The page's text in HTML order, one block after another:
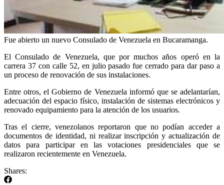
Fue abierto un nuevo Consulado de Venezuela en Bucaramanga.
El Consulado de Venezuela, que por muchos años operó en la
carrera 37 con calle 52, en julio pasado fue cerrado para dar paso a
un proceso de renovación de sus instalaciones.
Entre otros, el Gobierno de Venezuela informó que se adelantarían,
adecuación del espacio físico, instalación de sistemas electrónicos y
renovado equipamiento para la atención de los usuarios.
Tras el cierre, venezolanos reportaron que no podían acceder a
documentos de identidad, ni realizar inscripción y actualización de
datos para participar en las votaciones presidenciales que se
realizaron recientemente en Venezuela.
Shares: